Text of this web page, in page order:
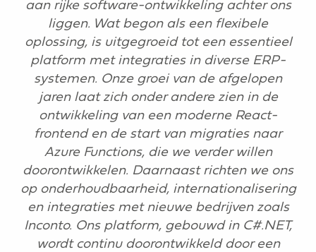
aan rijke software-ontwikkeling achter ons
liggen. Wat begon als een flexibele
oplossing, is uitgegroeid tot een essentieel
platform met integraties in diverse ERP-
systemen. Onze groei van de afgelopen
jaren laat zich onder andere zien in de
ontwikkeling van een moderne React-
frontend en de start van migraties naar
Azure Functions, die we verder willen
doorontwikkelen. Daarnaast richten we ons
op onderhoudbaarheid, internationalisering
en integraties met nieuwe bedrijven zoals
Inconto. Ons platform, gebouwd in C#.NET,
wordt continu doorontwikkeld door een